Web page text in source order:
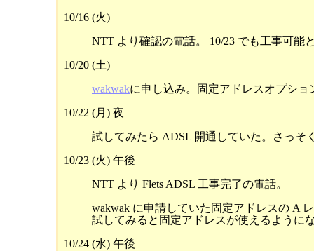
10/16 (火)
NTT より確認の電話。 10/23 でも工事可能
10/20 (土)
wakwak
10/22 (月) 夜
試してみたら ADSL 開通していた。さっそ
10/23 (火) 午後
NTT より Flets ADSL 工事完了の電話。
wakwak に申請していた固定アドレスの A
10/24 (水) 午後